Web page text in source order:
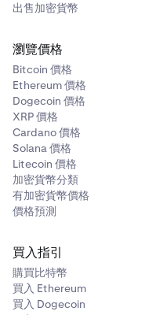
出售加密貨幣
瀏覽價格
Bitcoin 價格
Ethereum 價格
Dogecoin 價格
XRP 價格
Cardano 價格
Solana 價格
Litecoin 價格
加密貨幣分類
有加密貨幣價格
價格預測
買入指引
購買比特幣
買入 Ethereum
買入 Dogecoin